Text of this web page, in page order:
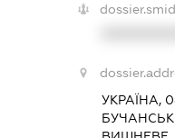
УКРАЇНА,